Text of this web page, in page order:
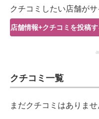
製造業のIT導入・活用を支
エレクトロニクス専門サイ
電子設計の基本と応用
クチコミしたい店舗が
店舗情報+クチコミを投稿す
クチコミ一覧
まだクチコミはありませ